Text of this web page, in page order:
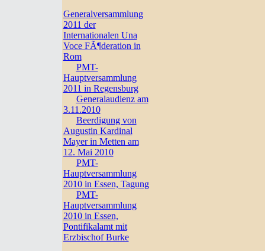
Generalversammlung
2011 der
Internationalen Una
Voce FÃ¶deration in
Rom
PMT-
Hauptversammlung
2011 in Regensburg
Generalaudienz am
3.11.2010
Beerdigung von
Augustin Kardinal
Mayer in Metten am
12. Mai 2010
PMT-
Hauptversammlung
2010 in Essen, Tagung
PMT-
Hauptversammlung
2010 in Essen,
Pontifikalamt mit
Erzbischof Burke